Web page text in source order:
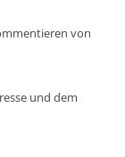
von
und dem